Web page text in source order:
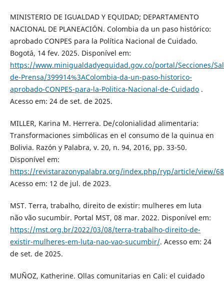
MINISTERIO DE IGUALDAD Y EQUIDAD; DEPARTAMENTO
NACIONAL DE PLANEACIÓN. Colombia da un paso histórico:
aprobado CONPES para la Política Nacional de Cuidado.
Bogotá, 14 fev. 2025. Disponível em:
https://www.minigualdadyequidad.gov.co/portal/Secciones/
de-Prensa/399914%3AColombia-da-un-paso-historico-
aprobado-CONPES-para-la-Politica-Nacional-de-Cuidado.
Acesso em: 24 de set. de 2025.
MILLER, Karina M. Herrera. De/colonialidad alimentaria:
Transformaciones simbólicas en el consumo de la quinua en
Bolivia. Razón y Palabra, v. 20, n. 94, 2016, pp. 33-50.
Disponível em:
https://revistarazonypalabra.org/index.php/ryp/article/view/
Acesso em: 12 de jul. de 2023.
MST. Terra, trabalho, direito de existir: mulheres em luta
não vão sucumbir. Portal MST, 08 mar. 2022. Disponível em:
https://mst.org.br/2022/03/08/terra-trabalho-direito-de-
existir-mulheres-em-luta-nao-vao-sucumbir/. Acesso em: 24
de set. de 2025.
MUÑOZ, Katherine. Ollas comunitarias en Cali: el cuidado